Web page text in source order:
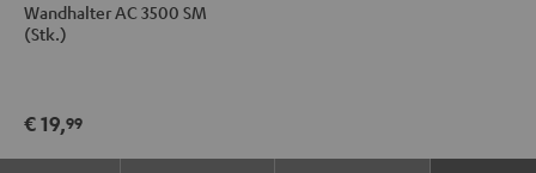
AC
3500
Schwarz
AC
Weiß
Wandhalter AC 3500 SM
(Stk.)
€ 19,99